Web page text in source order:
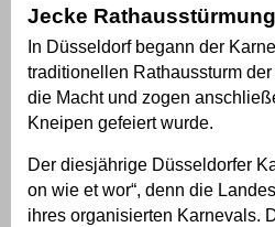
Jecke
In Düsseldorf begann der
traditionellen Rathaussturm
die Macht und zogen
Kneipen gefeiert wurde.
Der diesjährige Düsseldorfer
on wie et wor“, denn die
ihres organisierten Karnevals.